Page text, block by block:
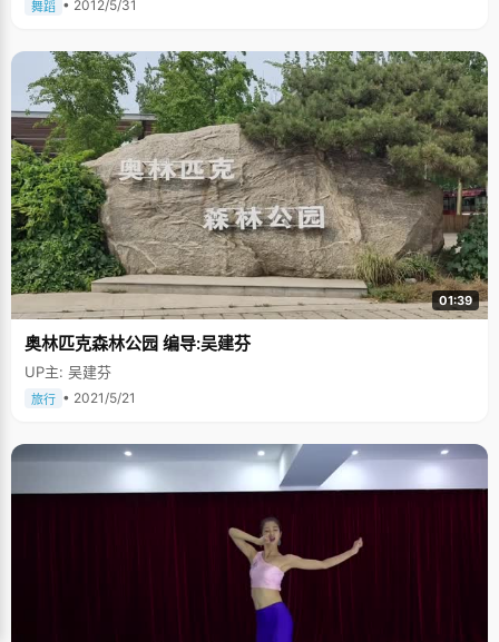
舞蹈 • 2012/5/31
01:39
奥林匹克森林公园 编导:吴建芬
UP主: 吴建芬
旅行 • 2021/5/21